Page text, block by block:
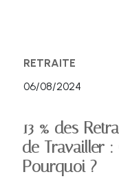
RETRAITE
06/08/2024
13 % des
de Travailler
Pourquoi ?